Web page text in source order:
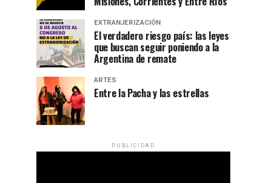
EXTRANJERIZACIÓN
El verdadero riesgo país: las leyes
que buscan seguir poniendo a la
Argentina de remate
ARTES
Entre la Pacha y las estrellas
PUBLICIDAD